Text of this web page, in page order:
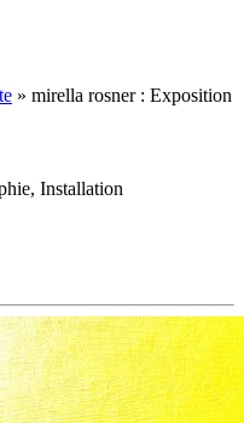
» mirella rosner : Exposition
Installation